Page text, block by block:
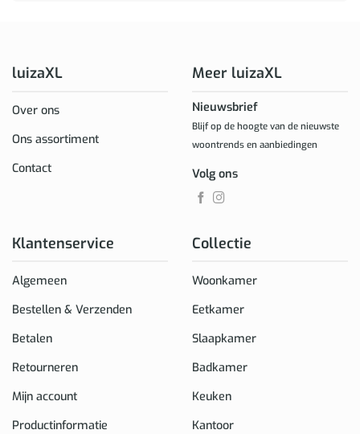
luizaXL
Over ons
Ons assortiment
Contact
Klantenservice
Algemeen
Bestellen & Verzenden
Betalen
Retourneren
Mijn account
Productinformatie
Collectie
Woonkamer
Eetkamer
Slaapkamer
Badkamer
Keuken
Kantoor
Meer luizaXL
Nieuwsbrief
Blijf op de hoogte van de nieuwste
woontrends en aanbiedingen
Volg ons